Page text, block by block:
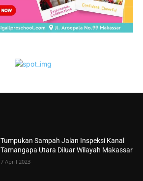
Tumpukan Sampah Jalan Inspeksi Kanal
Tamangapa Utara Diluar Wilayah Makassar
7 April 2023